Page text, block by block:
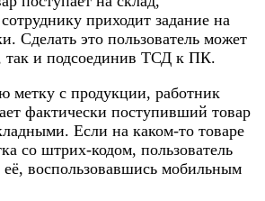
приходит задание на
Сделать это пользователь может
так и подсоединив ТСД к ПК.
метку с продукции, работник
фактически поступивший товар
Если на каком-то товаре
со штрих-кодом, пользователь
её, воспользовавшись мобильным